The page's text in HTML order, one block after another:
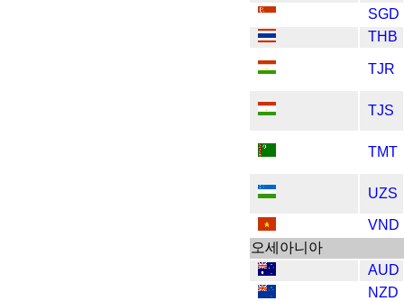
SGD
THB
TJR
TJS
TMT
UZS
VND
오세아니아
AUD
NZD